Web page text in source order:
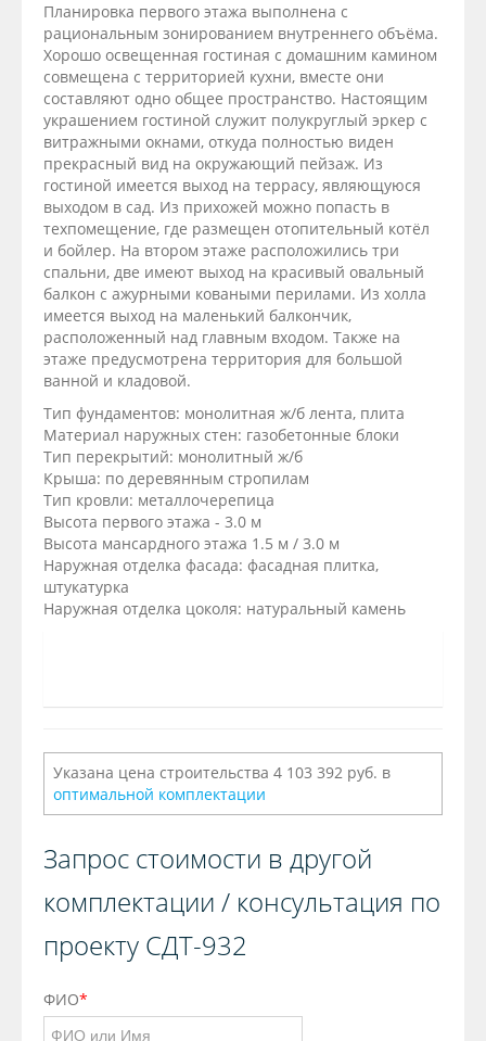
Планировка первого этажа выполнена с
рациональным зонированием внутреннего объёма.
Хорошо освещенная гостиная с домашним камином
совмещена с территорией кухни, вместе они
составляют одно общее пространство. Настоящим
украшением гостиной служит полукруглый эркер с
витражными окнами, откуда полностью виден
прекрасный вид на окружающий пейзаж. Из
гостиной имеется выход на террасу, являющуюся
выходом в сад. Из прихожей можно попасть в
техпомещение, где размещен отопительный котёл
и бойлер. На втором этаже расположились три
спальни, две имеют выход на красивый овальный
балкон с ажурными коваными перилами. Из холла
имеется выход на маленький балкончик,
расположенный над главным входом. Также на
этаже предусмотрена территория для большой
ванной и кладовой.
Тип фундаментов: монолитная ж/б лента, плита
Материал наружных стен: газобетонные блоки
Тип перекрытий: монолитный ж/б
Крыша: по деревянным стропилам
Тип кровли: металлочерепица
Высота первого этажа - 3.0 м
Высота мансардного этажа 1.5 м / 3.0 м
Наружная отделка фасада: фасадная плитка,
штукатурка
Наружная отделка цоколя: натуральный камень
Указана цена строительства 4 103 392 руб. в
оптимальной комплектации
Запрос стоимости в другой
комплектации / консультация по
проекту СДТ-932
ФИО*